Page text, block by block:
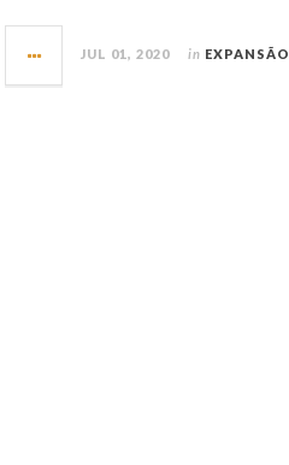
JUL 01, 2020 in EXPANSÃO